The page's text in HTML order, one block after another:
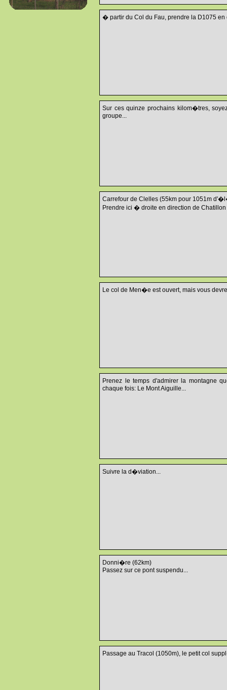
� partir du Col du Fau, prendre la D1075 en
Sur ces quinze prochains kilom�tres,
groupe...
Carrefour de Clelles (55km pour 1051m
Prendre ici � droite en direction de Chatillon
Le col de Men�e est ouvert, mais vous
Prenez le temps d'admirer la montagne
chaque fois: Le Mont Aiguille...
Suivre la d�viation...
Donni�re (62km)
Passez sur ce pont suspendu...
Passage au Tracol (1050m), le petit col